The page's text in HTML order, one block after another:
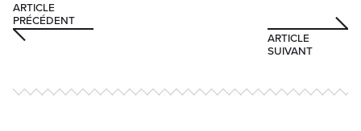
ARTICLE
PRÉCÉDENT
ARTICLE
SUIVANT